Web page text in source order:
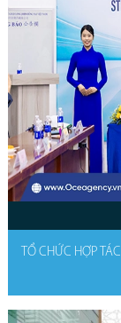
TỔ CHỨC HỢP